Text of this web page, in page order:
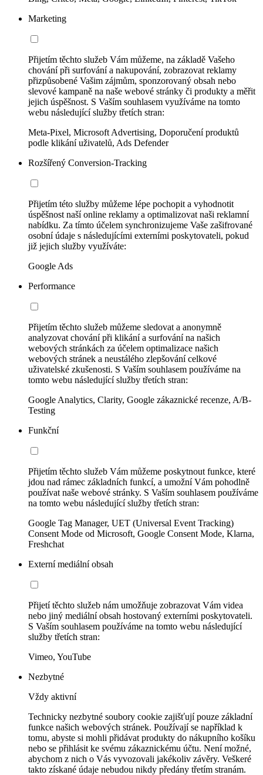
Marketing
Přijetím těchto služeb Vám můžeme, na základě Vašeho
chování při surfování a nakupování, zobrazovat reklamy
přizpůsobené Vašim zájmům, sponzorovaný obsah nebo
slevové kampaně na naše webové stránky či produkty a měřit
jejich úspěšnost. S Vaším souhlasem využíváme na tomto
webu následující služby třetích stran:
Meta-Pixel, Microsoft Advertising, Doporučení produktů
podle klikání uživatelů, Ads Defender
Rozšířený Conversion-Tracking
Přijetím této služby můžeme lépe pochopit a vyhodnotit
úspěšnost naší online reklamy a optimalizovat naši reklamní
nabídku. Za tímto účelem synchronizujeme Vaše zašifrované
osobní údaje s následujícími externími poskytovateli, pokud
již jejich služby využíváte:
Google Ads
Performance
Přijetím těchto služeb můžeme sledovat a anonymně
analyzovat chování při klikání a surfování na našich
webových stránkách za účelem optimalizace našich
webových stránek a neustálého zlepšování celkové
uživatelské zkušenosti. S Vaším souhlasem používáme na
tomto webu následující služby třetích stran:
Google Analytics, Clarity, Google zákaznické recenze, A/B-
Testing
Funkční
Přijetím těchto služeb Vám můžeme poskytnout funkce, které
jdou nad rámec základních funkcí, a umožní Vám pohodlně
používat naše webové stránky. S Vaším souhlasem používáme
na tomto webu následující služby třetích stran:
Google Tag Manager, UET (Universal Event Tracking)
Consent Mode od Microsoft, Google Consent Mode, Klarna,
Freshchat
Externí mediální obsah
Přijetí těchto služeb nám umožňuje zobrazovat Vám videa
nebo jiný mediální obsah hostovaný externími poskytovateli.
S Vaším souhlasem používáme na tomto webu následující
služby třetích stran:
Vimeo, YouTube
Nezbytné
Vždy aktivní
Technicky nezbytné soubory cookie zajišťují pouze základní
funkce našich webových stránek. Používají se například k
tomu, abyste si mohli přidávat produkty do nákupního košíku
nebo se přihlásit ke svému zákaznickému účtu. Není možné,
abychom z nich o Vás vyvozovali jakékoliv závěry. Veškeré
takto získané údaje nebudou nikdy předány třetím stranám.